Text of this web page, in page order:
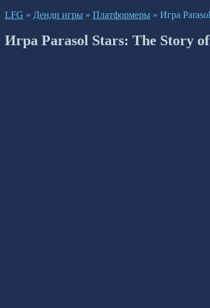
LFG » Денди игры » Платформеры » Игра
Игра Parasol Stars: The Story